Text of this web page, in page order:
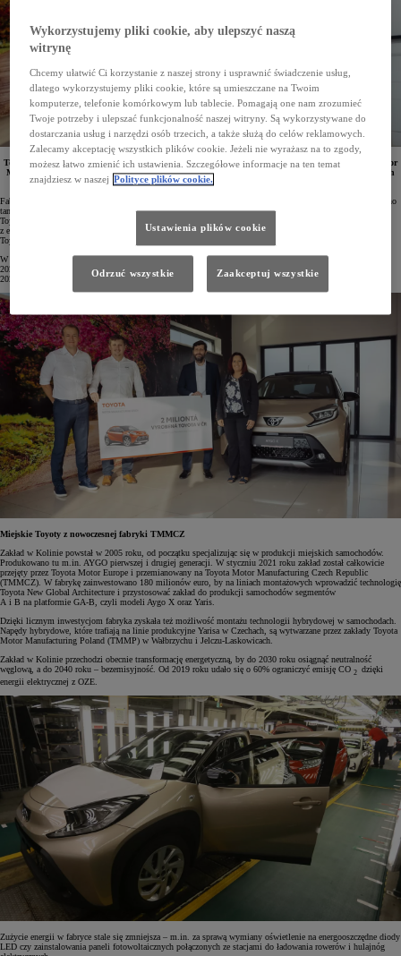
Toyota Aygo X została dwumilionowym pojazdem marki wyprodukowanym w zakładzie Toyota Motor
Manufacturing Czech Republic (TMMCZ) w Kolinie. Fabryka ta specjalizuje się w miejskich autach
i produkuje także model Yaris.
Fabryka Toyoty w Kolinie swoją działalność rozpoczęła niespełna 20 lat temu. Od tego czasu wyprodukowano
tam już 2 miliony aut marki. Jubileuszowym egzemplarzem, który opuścił linie montażowe zakładu, była
Toyota Aygo X w wersji Executive z dwukolorowym nadwoziem Ginger Beige/Eclipse Black oraz
z elektrycznie otwieranym miejskim dachem. Samochód nowej właścicielce przekazali Pavel Vávra, dyrektor
Toyota Tsusho, oraz Pavel Zákora, szef sprzedaży Toyota CR.
W Kolinie powstają obecnie dwa bestsellerowe miejskie modele – Aygo X oraz Yaris. Od stycznia do lipca
2024 roku fabryka wyprodukowała 141 150 samochodów. To aż o 21,4% więcej niż w analogicznym okresie
2023 roku.
Miejskie Toyoty z nowoczesnej fabryki TMMCZ
Zakład w Kolinie powstał w 2005 roku, od początku specjalizując się w produkcji miejskich samochodów.
Produkowano tu m.in. AYGO pierwszej i drugiej generacji. W styczniu 2021 roku zakład został całkowicie
przejęty przez Toyota Motor Europe i przemianowany na Toyota Motor Manufacturing Czech Republic
(TMMCZ). W fabrykę zainwestowano 180 milionów euro, by na liniach montażowych wprowadzić technologię
Toyota New Global Architecture i przystosować zakład do produkcji samochodów segmentów
A i B na platformie GA-B, czyli modeli Aygo X oraz Yaris.
Dzięki licznym inwestycjom fabryka zyskała też możliwość montażu technologii hybrydowej w samochodach.
Napędy hybrydowe, które trafiają na linie produkcyjne Yarisa w Czechach, są wytwarzane przez zakłady Toyota
Motor Manufacturing Poland (TMMP) w Wałbrzychu i Jelczu-Laskowicach.
Zakład w Kolinie przechodzi obecnie transformację energetyczną, by do 2030 roku osiągnąć neutralność
węglową, a do 2040 roku – bezemisyjność. Od 2019 roku udało się o 60% ograniczyć emisję CO 2 dzięki
energii elektrycznej z OZE.
Zużycie energii w fabryce stale się zmniejsza – m.in. za sprawą wymiany oświetlenie na energooszczędne diody
LED czy zainstalowania paneli fotowoltaicznych połączonych ze stacjami do ładowania rowerów i hulajnóg
Wykorzystujemy pliki cookie, aby ulepszyć naszą
witrynę
Chcemy ułatwić Ci korzystanie z naszej strony i usprawnić świadczenie usług,
dlatego wykorzystujemy pliki cookie, które są umieszczane na Twoim
komputerze, telefonie komórkowym lub tablecie. Pomagają one nam zrozumieć
Twoje potrzeby i ulepszać funkcjonalność naszej witryny. Są wykorzystywane do
dostarczania usług i narzędzi osób trzecich, a także służą do celów reklamowych.
Zalecamy akceptację wszystkich plików cookie. Jeżeli nie wyrażasz na to zgody,
możesz łatwo zmienić ich ustawienia. Szczegółowe informacje na ten temat
znajdziesz w naszej Polityce plików cookie.
Ustawienia plików cookie
Odrzuć wszystkie Zaakceptuj wszystkie